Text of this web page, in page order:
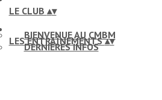
LE CLUB ▴▾
BIENVENUE AU CMBM
DERNIÈRES INFOS
LES ENTRAÎNEMENTS▴▾